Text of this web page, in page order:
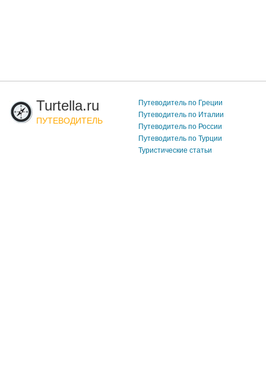
Turtella.ru
ПУТЕВОДИТЕЛЬ
Путеводитель по Греции
Путеводитель по Италии
Путеводитель по России
Путеводитель по Турции
Туристические статьи